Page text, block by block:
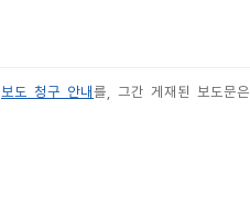
보도 청구 안내 를, 그간 게재된 보도문은